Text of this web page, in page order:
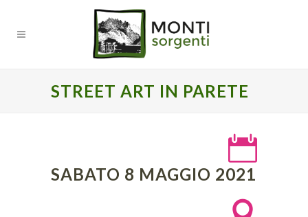
STREET ART IN PARETE
SABATO 8 MAGGIO 2021